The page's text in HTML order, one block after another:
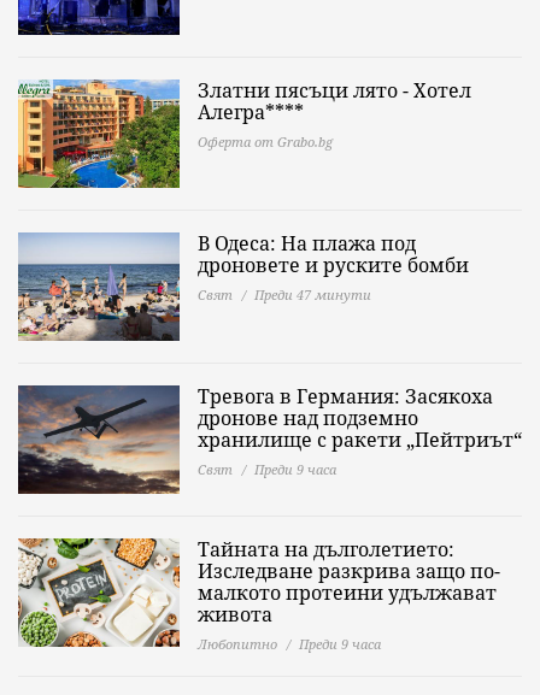
Златни пясъци лято - Хотел
Алегра****
Оферта от Grabo.bg
В Одеса: На плажа под
дроновете и руските бомби
Свят Преди 47 минути
Тревога в Германия: Засякоха
дронове над подземно
хранилище с ракети „Пейтриът“
Свят Преди 9 часа
Тайната на дълголетието:
Изследване разкрива защо по-
малкото протеини удължават
живота
Любопитно Преди 9 часа